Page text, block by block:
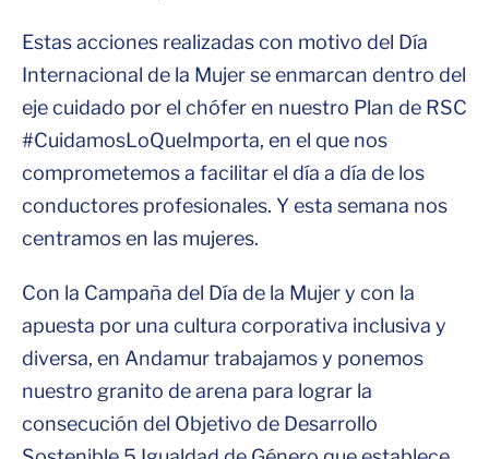
Estas acciones realizadas con motivo del Día
Internacional de la Mujer se enmarcan dentro del
eje cuidado por el chófer en nuestro Plan de RSC
#CuidamosLoQueImporta, en el que nos
comprometemos a facilitar el día a día de los
conductores profesionales. Y esta semana nos
centramos en las mujeres.
Con la Campaña del Día de la Mujer y con la
apuesta por una cultura corporativa inclusiva y
diversa, en Andamur trabajamos y ponemos
nuestro granito de arena para lograr la
consecución del Objetivo de Desarrollo